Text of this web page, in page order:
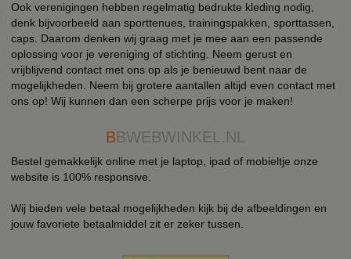
Ook verenigingen hebben regelmatig bedrukte kleding nodig,
denk bijvoorbeeld aan sporttenues, trainingspakken, sporttassen,
caps. Daarom denken wij graag met je mee aan een passende
oplossing voor je vereniging of stichting. Neem gerust en
vrijblijvend contact met ons op als je benieuwd bent naar de
mogelijkheden. Neem bij grotere aantallen altijd even contact met
ons op! Wij kunnen dan een scherpe prijs voor je maken!
BBWEBWINKEL.NL
Bestel gemakkelijk online met je laptop, ipad of mobieltje onze
website is 100% responsive.
Wij bieden vele betaal mogelijkheden kijk bij de afbeeldingen en
jouw favoriete betaalmiddel zit er zeker tussen.